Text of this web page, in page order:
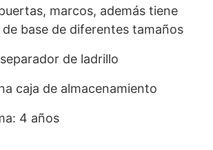
marcos, además tiene
de base de diferentes tamaños
de ladrillo
caja de almacenamiento
4 años